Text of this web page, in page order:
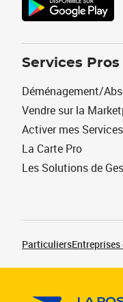
Services Pros
Déménagement/
Vendre sur la
Activer mes
La Carte Pro
Les Solutions de
Particuliers